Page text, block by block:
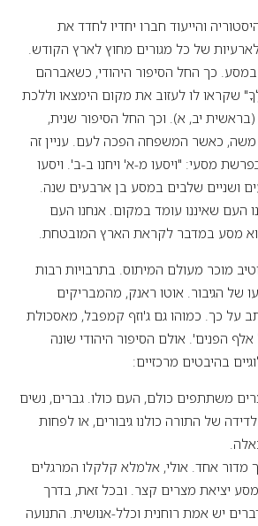
והייעוד חברו יחדיו לחדד את
של כל מגורים מחוץ לארץ הקודש.
במסע. כך החל הסיפור היהודי, כשאברהם
שקראו לו לעזוב את מקום הימצאו וללכת
יב, א). וכך החל הסיפור שנית,
משה, כאשר המשפחה הפכה לעם. עניין זה
מסעי: "ויסעו מ-א' ויחנו ב-ב'. ויסעו
ושניים שלבים במסע בן ארבעים שנה.
העם שאיננו עומד במקום. אנחנו העם
מסע במדבר לקראת הארץ המובטחת.
מוכר מעולם המיתוס. בתרבויות רבות
של הגיבור. אוטו ראנק, מהמבריקים
על כך. כמוהו גם ג'וזף קמפבל, מאסכולת
אלף הפנים'. אולם הסיפור היהודי שונה
בהיבטים מרכזיים:
משתתפים כולם, העם כולו. גברים, נשים
של התורה כולנו גיבורים, או לפחות
אחד. אולי, אלמלא קלקלו המרגלים
יציאת מצרים קצר. ובכל זאת, בדרך
יש אמת רוחנית וכלל-אנושית. התנועה